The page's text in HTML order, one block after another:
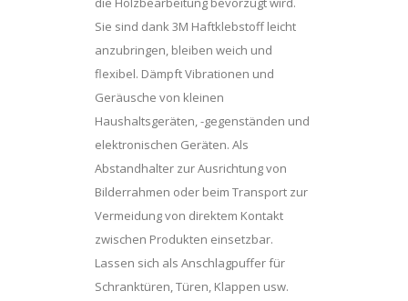
Sie sind dank 3M Haftklebstoff leicht
anzubringen, bleiben weich und
flexibel. Dämpft Vibrationen und
Geräusche von kleinen
Haushaltsgeräten, -gegenständen und
elektronischen Geräten. Als
Abstandhalter zur Ausrichtung von
Bilderrahmen oder beim Transport zur
Vermeidung von direktem Kontakt
zwischen Produkten einsetzbar.
Lassen sich als Anschlagpuffer für
Schranktüren, Türen, Klappen usw.